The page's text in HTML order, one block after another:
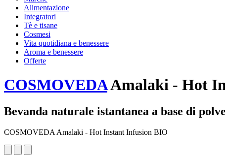
Alimentazione
Integratori
Tè e tisane
Cosmesi
Vita quotidiana e benessere
Aroma e benessere
Offerte
COSMOVEDAAmalaki - Hot
Bevanda naturale istantanea a base di
COSMOVEDA Amalaki - Hot Instant Infusion BIO